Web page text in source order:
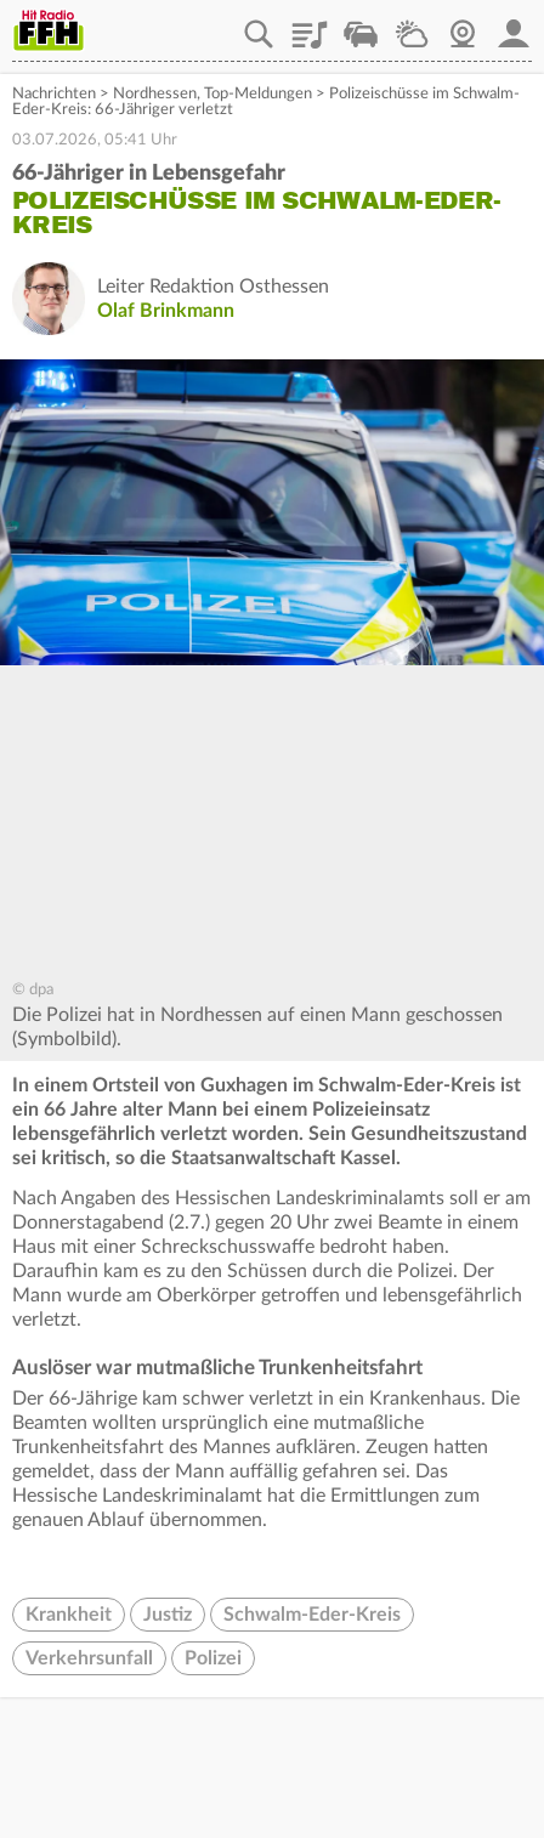
PlaylistStaupilotWetterWebcam
Nachrichten > Nordhessen, Top-Meldungen > Polizeischüsse im Schwalm-
Eder-Kreis: 66-Jähriger verletzt
03.07.2026, 05:41 Uhr
66-Jähriger in Lebensgefahr
POLIZEISCHÜSSE IM SCHWALM-EDER-
KREIS
Leiter Redaktion Osthessen
Olaf Brinkmann
© dpa
Die Polizei hat in Nordhessen auf einen Mann geschossen
(Symbolbild).
In einem Ortsteil von Guxhagen im Schwalm-Eder-Kreis ist
ein 66 Jahre alter Mann bei einem Polizeieinsatz
lebensgefährlich verletzt worden. Sein Gesundheitszustand
sei kritisch, so die Staatsanwaltschaft Kassel.
Nach Angaben des Hessischen Landeskriminalamts soll er am
Donnerstagabend (2.7.) gegen 20 Uhr zwei Beamte in einem
Haus mit einer Schreckschusswaffe bedroht haben.
Daraufhin kam es zu den Schüssen durch die Polizei. Der
Mann wurde am Oberkörper getroffen und lebensgefährlich
verletzt.
Auslöser war mutmaßliche Trunkenheitsfahrt
Der 66-Jährige kam schwer verletzt in ein Krankenhaus. Die
Beamten wollten ursprünglich eine mutmaßliche
Trunkenheitsfahrt des Mannes aufklären. Zeugen hatten
gemeldet, dass der Mann auffällig gefahren sei. Das
Hessische Landeskriminalamt hat die Ermittlungen zum
genauen Ablauf übernommen.
Krankheit Justiz Schwalm-Eder-Kreis
Verkehrsunfall Polizei